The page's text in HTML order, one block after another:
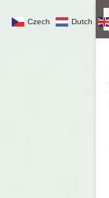
Czech Dutch